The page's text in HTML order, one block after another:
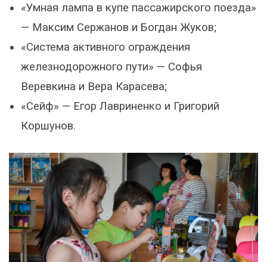
«Умная лампа в купе пассажирского поезда»
— Максим Сержанов и Богдан Жуков;
«Система активного ограждения
железнодорожного пути» — Софья
Веревкина и Вера Карасева;
«Сейф» — Егор Лавриненко и Григорий
Коршунов.